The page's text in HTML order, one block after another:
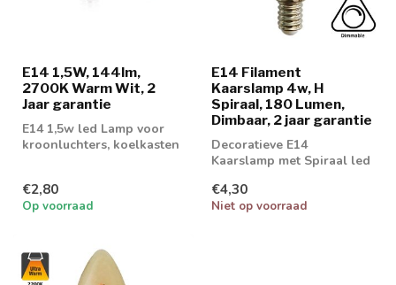
E14 1,5W, 144lm,
2700K Warm Wit, 2
Jaar garantie
E14 1,5w led Lamp voor
kroonluchters, koelkasten
€2,80
Op voorraad
E14 Filament
Kaarslamp 4w, H
Spiraal, 180 Lumen,
Dimbaar, 2 jaar garantie
Decoratieve E14
Kaarslamp met Spiraal led
€4,30
Niet op voorraad